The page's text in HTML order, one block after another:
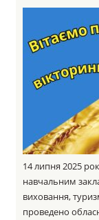
14 липня 2025
навчальним
виховання,
проведено